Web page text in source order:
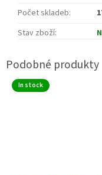
Počet skladeb:
Stav zboží:
In stock